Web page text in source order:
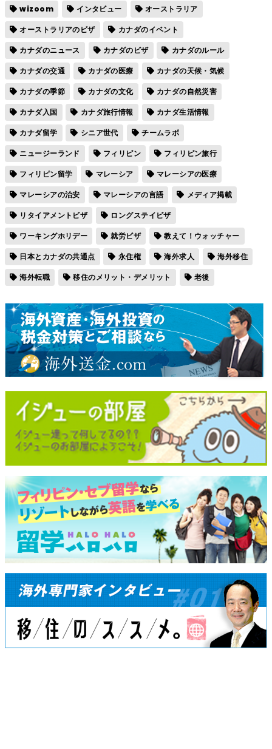
wizoom
インタビュー
オーストラリア
オーストラリアのビザ
カナダのイベント
カナダのニュース
カナダのビザ
カナダのルール
カナダの交通
カナダの医療
カナダの天候・気候
カナダの季節
カナダの文化
カナダの自然災害
カナダ入国
カナダ旅行情報
カナダ生活情報
カナダ留学
シニア世代
チームラボ
ニュージーランド
フィリピン
フィリピン旅行
フィリピン留学
マレーシア
マレーシアの医療
マレーシアの治安
マレーシアの言語
メディア掲載
リタイアメントビザ
ロングステイビザ
ワーキングホリデー
就労ビザ
教えて！ウォッチャー
日本とカナダの共通点
永住権 海外求人
海外移住
海外転職
移住のメリット・デメリット 老後